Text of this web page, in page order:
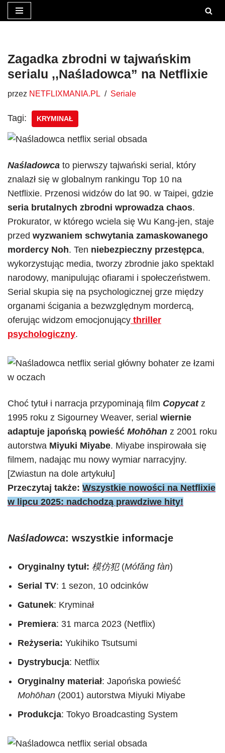
treści
Zagadka zbrodni w tajwańskim
serialu ,,Naśladowca” na Netflixie
przez NETFLIXMANIA.PL Seriale
Tagi: KRYMINAŁ
Naśladowca to pierwszy tajwański serial, który
znalazł się w globalnym rankingu Top 10 na
Netflixie. Przenosi widzów do lat 90. w Taipei, gdzie
seria brutalnych zbrodni wprowadza chaos.
Prokurator, w którego wciela się Wu Kang-jen, staje
przed wyzwaniem schwytania zamaskowanego
mordercy Noh. Ten niebezpieczny przestępca,
wykorzystując media, tworzy zbrodnie jako spektakl
narodowy, manipulując ofiarami i społeczeństwem.
Serial skupia się na psychologicznej grze między
organami ścigania a bezwzględnym mordercą,
oferując widzom emocjonujący thriller
psychologiczny.
Choć tytuł i narracja przypominają film Copycatz
1995 roku z Sigourney Weaver, serial wiernie
adaptuje japońską powieść Mohōhan z 2001 roku
autorstwa Miyuki Miyabe. Miyabe inspirowała się
filmem, nadając mu nowy wymiar narracyjny.
[Zwiastun na dole artykułu]
Przeczytaj także: Wszystkie nowości na Netflixie
w lipcu 2025: nadchodzą prawdziwe hity!
Naśladowca: wszystkie informacje
Oryginalny tytuł: 模仿犯 (Mófǎng fàn)
Serial TV: 1 sezon, 10 odcinków
Gatunek: Kryminał
Premiera: 31 marca 2023 (Netflix)
Reżyseria: Yukihiko Tsutsumi
Dystrybucja: Netflix
Oryginalny materiał: Japońska powieść
Mohōhan (2001) autorstwa Miyuki Miyabe
Produkcja: Tokyo Broadcasting System